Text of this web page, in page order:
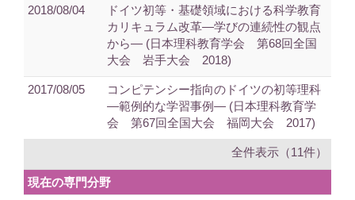
2018/08/04
ドイツ初等・基礎領域における科学教育
カリキュラム改革―学びの連続性の観点
から― (日本理科教育学会 第68回全国
大会 岩手大会 2018)
2017/08/05
コンピテンシー指向のドイツの初等理科
―範例的な学習事例― (日本理科教育学
会 第67回全国大会 福岡大会 2017)
全件表示（11件）
現在の専門分野